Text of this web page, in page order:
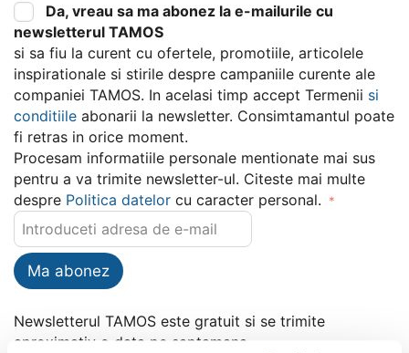
Da, vreau sa ma abonez la e-mailurile cu
newsletterul TAMOS
si sa fiu la curent cu ofertele, promotiile, articolele
inspirationale si stirile despre campaniile curente ale
companiei TAMOS. In acelasi timp accept Termenii si
conditiile abonarii la newsletter. Consimtamantul poate
fi retras in orice moment.
Procesam informatiile personale mentionate mai sus
pentru a va trimite newsletter-ul. Citeste mai multe
despre Politica datelor cu caracter personal.
Ma abonez
Newsletterul TAMOS este gratuit si se trimite
aproximativ o data pe saptamana.